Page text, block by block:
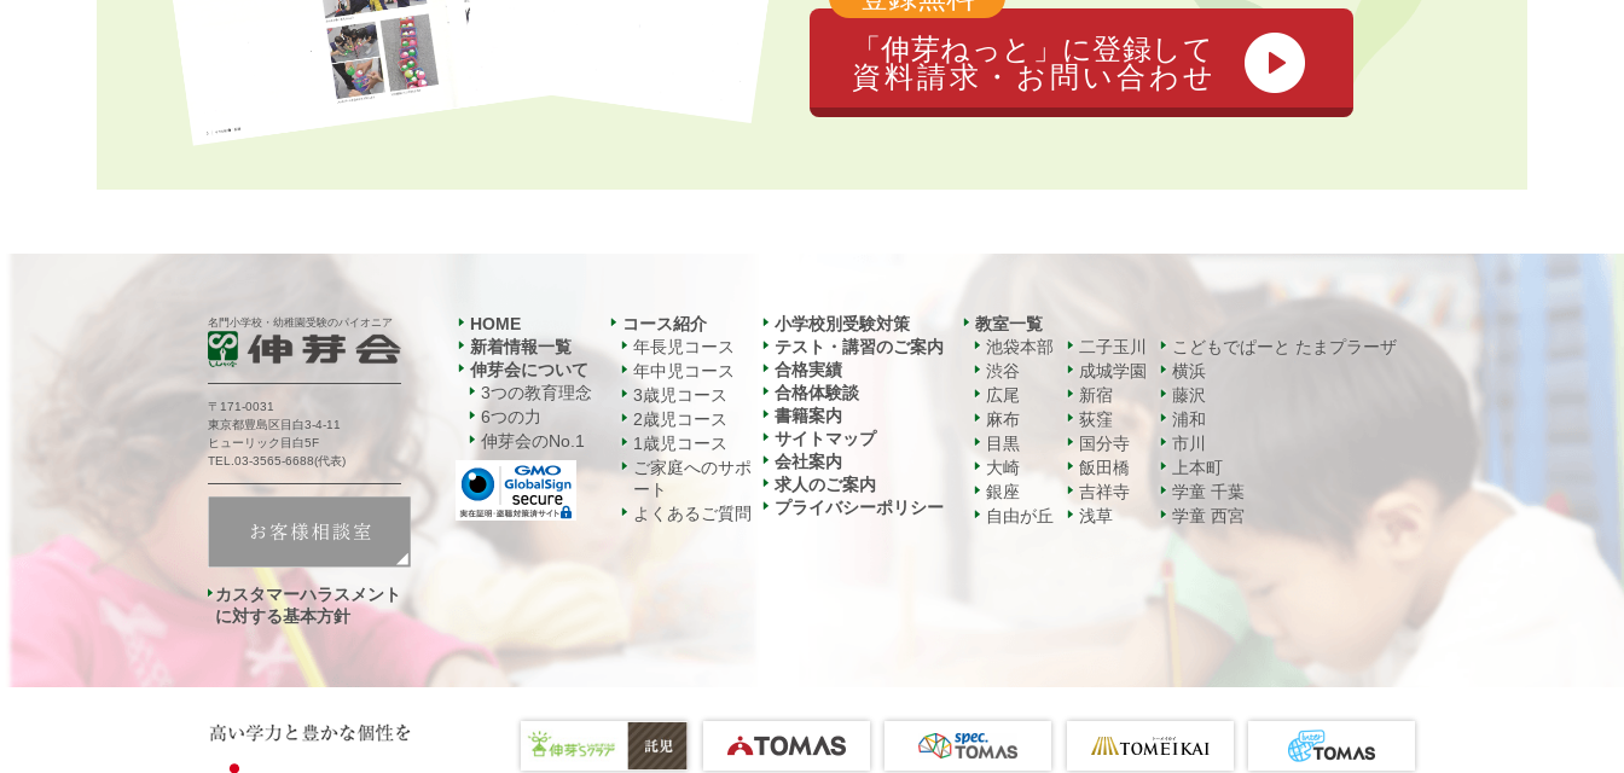
「伸芽ねっと」に登録して
資料請求・お問い合わせ
名門小学校・幼稚園受験のパイオニア
〒171-0031
東京都豊島区目白3-4-11
ヒューリック目白5F
TEL.03-3565-6688(代表)
カスタマーハラスメント
に対する基本方針
HOME
新着情報一覧
伸芽会について
3つの教育理念
6つの力
伸芽会のNo.1
コース紹介
年長児コース
年中児コース
3歳児コース
2歳児コース
1歳児コース
ご家庭へのサポ
ート
よくあるご質問
小学校別受験対策
テスト・講習のご案内
合格実績
合格体験談
書籍案内
サイトマップ
会社案内
求人のご案内
プライバシーポリシー
教室一覧
池袋本部
渋谷
広尾
麻布
目黒
大崎
銀座
自由が丘
二子玉川
成城学園
新宿
荻窪
国分寺
飯田橋
吉祥寺
浅草
こどもでぱーと たまプラーザ
横浜
藤沢
浦和
市川
上本町
学童 千葉
学童 西宮